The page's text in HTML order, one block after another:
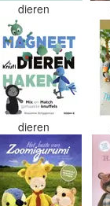
dieren
dieren